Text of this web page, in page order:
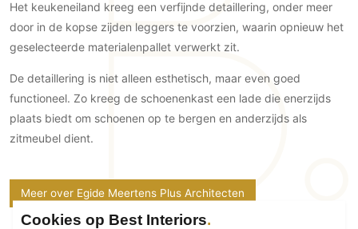
Fitnessapparatuur
Wifi
Aannemers Interieur
Akoestiek
Binnenzwembaden
Het keukeneiland kreeg een verfijnde detaillering, onder meer
door in de kopse zijden leggers te voorzien, waarin opnieuw het
geselecteerde materialenpallet verwerkt zit.
De detaillering is niet alleen esthetisch, maar even goed
functioneel. Zo kreeg de schoenenkast een lade die enerzijds
plaats biedt om schoenen op te bergen en anderzijds als
zitmeubel dient.
Meer over Egide Meertens Plus Architecten
Cookies op Best Interiors